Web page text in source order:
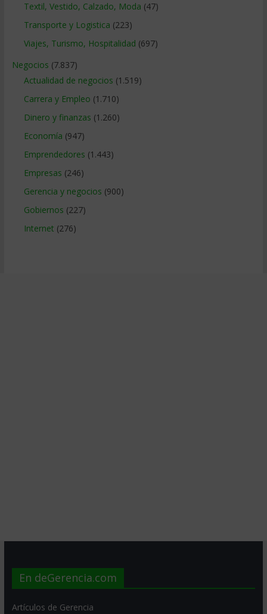
Textil, Vestido, Calzado, Moda (47)
Transporte y Logistica (223)
Viajes, Turismo, Hospitalidad (697)
Negocios (7.837)
Actualidad de negocios (1.519)
Carrera y Empleo (1.710)
Dinero y finanzas (1.260)
Economía (947)
Emprendedores (1.443)
Empresas (246)
Gerencia y negocios (900)
Gobiernos (227)
Internet (276)
En deGerencia.com
Artículos de Gerencia